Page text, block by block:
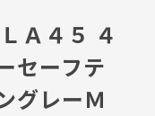
Ａ４５ ４
セーフテ
グレーＭ